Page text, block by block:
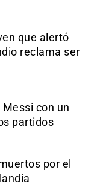
que alertó
reclama ser
con un
partidos
por el